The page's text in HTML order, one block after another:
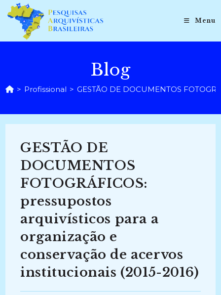
para
conteúdo
Menu
Blog
> Profissional > GESTÃO DE DOCUMENTOS
GESTÃO DE
DOCUMENTOS
FOTOGRÁFICOS:
pressupostos
arquivísticos para a
organização e
conservação de acervos
institucionais (2015-2016)